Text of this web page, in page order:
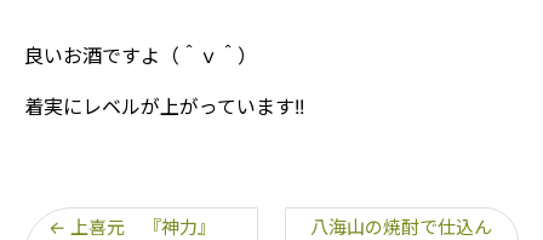
良いお酒ですよ（＾ｖ＾）
着実にレベルが上がっています!!
← 上喜元 『神力』
八海山の焼酎で仕込ん